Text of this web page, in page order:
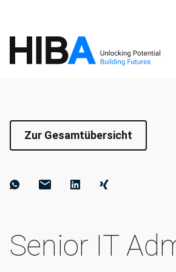
Zur Gesamtübersicht
Senior IT